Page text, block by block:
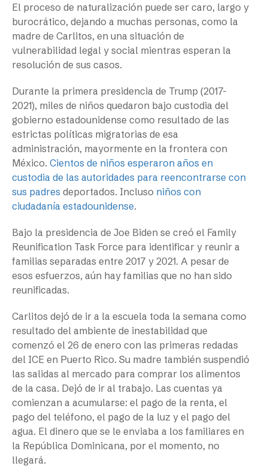
El proceso de naturalización puede ser caro, largo y
burocrático, dejando a muchas personas, como la
madre de Carlitos, en una situación de
vulnerabilidad legal y social mientras esperan la
resolución de sus casos.
Durante la primera presidencia de Trump (2017-
2021), miles de niños quedaron bajo custodia del
gobierno estadounidense como resultado de las
estrictas políticas migratorias de esa
administración, mayormente en la frontera con
México. Cientos de niños esperaron años en
custodia de las autoridades para reencontrarse con
sus padres deportados. Incluso niños con
ciudadanía estadounidense.
Bajo la presidencia de Joe Biden se creó el Family
Reunification Task Force para identificar y reunir a
familias separadas entre 2017 y 2021. A pesar de
esos esfuerzos, aún hay familias que no han sido
reunificadas.
Carlitos dejó de ir a la escuela toda la semana como
resultado del ambiente de inestabilidad que
comenzó el 26 de enero con las primeras redadas
del ICE en Puerto Rico. Su madre también suspendió
las salidas al mercado para comprar los alimentos
de la casa. Dejó de ir al trabajo. Las cuentas ya
comienzan a acumularse: el pago de la renta, el
pago del teléfono, el pago de la luz y el pago del
agua. El dinero que se le enviaba a los familiares en
la República Dominicana, por el momento, no
llegará.